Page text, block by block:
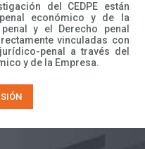
del CEDPE están
económico y de la
y el Derecho penal
vinculadas con
penal a través del
y de la Empresa.